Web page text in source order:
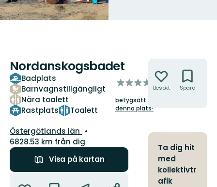
Nordanskogsbadet
Badplats
Barnvagnstillgängligt
Nära toalett
Rastplats
Toalett
av
stjärnor
betygsätt
denna plats!
Län:
Östergötlands län
6828.53 km från dig
Visa på kartan
Besökt Spara
Ta dig hit
med
kollektivtr
afik